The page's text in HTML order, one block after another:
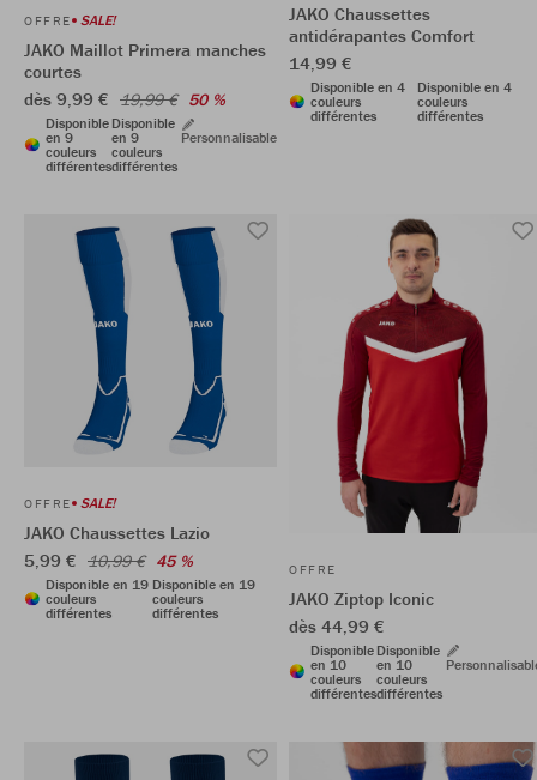
OFFRE SALE!
JAKO Maillot Primera manches
courtes
dès 9,99 € 19,99 € 50 %
Disponible
en 9
couleurs
différentes
Disponible
en 9
couleurs
différentes
Personnalisable
JAKO Chaussettes
antidérapantes Comfort
14,99 €
Disponible en 4
couleurs
différentes
Disponible en 4
couleurs
différentes
OFFRE SALE!
JAKO Chaussettes Lazio
5,99 € 10,99 € 45 %
Disponible en 19
couleurs
différentes
Disponible en 19
couleurs
différentes
OFFRE
JAKO Ziptop Iconic
dès 44,99 €
Disponible
en 10
couleurs
différentes
Disponible
en 10
couleurs
différentes